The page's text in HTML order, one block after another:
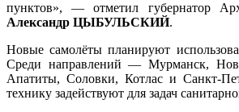
пунктов», — отметил губернатор
Александр ЦЫБУЛЬСКИЙ.
Новые самолёты планируют
Среди направлений — Мурманск,
Апатиты, Соловки, Котлас и Санкт-
технику задействуют для задач